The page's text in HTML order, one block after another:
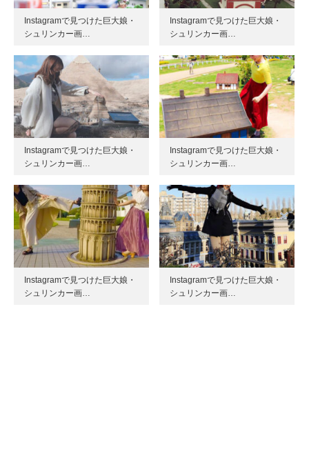
Instagramで見つけた巨大娘・
シュリンカー画…
Instagramで見つけた巨大娘・
シュリンカー画…
Instagramで見つけた巨大娘・
シュリンカー画…
Instagramで見つけた巨大娘・
シュリンカー画…
Instagramで見つけた巨大娘・
シュリンカー画…
Instagramで見つけた巨大娘・
シュリンカー画…